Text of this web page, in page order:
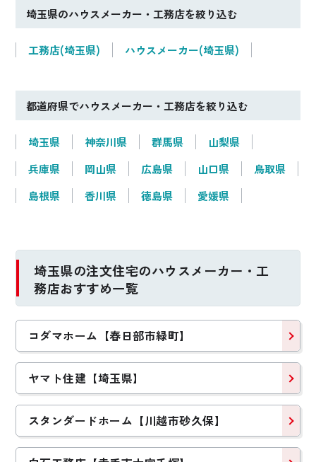
埼玉県のハウスメーカー・工務店を絞り込む
工務店(埼玉県) ハウスメーカー(埼玉県)
都道府県でハウスメーカー・工務店を絞り込む
埼玉県 神奈川県 群馬県
山梨県
兵庫県
岡山県 広島県 山口県
鳥取県
島根県
香川県 徳島県 愛媛県
埼玉県の注文住宅のハウスメーカー・工
務店おすすめ一覧
コダマホーム【春日部市緑町】
ヤマト住建【埼玉県】
スタンダードホーム【川越市砂久保】